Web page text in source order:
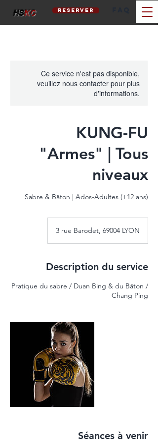
hskc reserver
Ce service n'est pas disponible,
veuillez nous contacter pour plus
d'informations.
KUNG-FU
"Armes" | Tous
niveaux
Sabre & Bâton | Ados-Adultes (+12 ans)
3 rue Barodet, 69004 LYON
Description du service
Pratique du sabre / Duan Bing & du Bâton /
Chang Ping
Séances à venir